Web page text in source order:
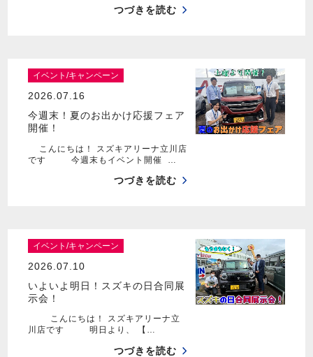
つづきを読む
イベント/キャンペーン
2026.07.16
今週末！夏のお出かけ応援フェア
開催！
こんにちは！ スズキアリーナ立川店
です 今週末もイベント開催 …
つづきを読む
イベント/キャンペーン
2026.07.10
いよいよ明日！スズキの日合同展
示会！
こんにちは！ スズキアリーナ立
川店です 明日より、 【…
つづきを読む